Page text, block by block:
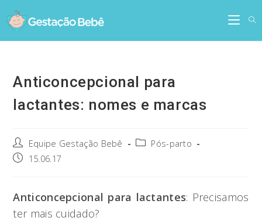
to
content
Anticoncepcional para
lactantes: nomes e marcas
Post
author:
Equipe Gestação Bebê
PostPós-parto
Post15.06.17
Anticoncepcional para lactantes: Precisamos
ter mais cuidado?